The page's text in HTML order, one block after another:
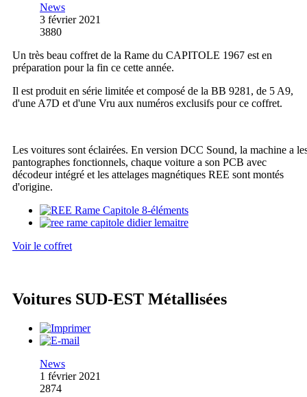
News
3 février 2021
3880
Un très beau coffret de la Rame du CAPITOLE 1967 est en
préparation pour la fin ce cette année.
Il est produit en série limitée et composé de la BB 9281, de 5 A9,
d'une A7D et d'une Vru aux numéros exclusifs pour ce coffret.
Les voitures sont éclairées. En version DCC Sound, la machine a
pantographes fonctionnels, chaque voiture a son PCB avec
décodeur intégré et les attelages magnétiques REE sont montés
d'origine.
Voir le coffret
Voitures SUD-EST Métallisées
News
1 février 2021
2874